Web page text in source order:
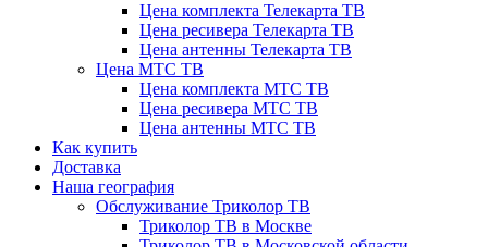
Цена комплекта Телекарта ТВ
Цена ресивера Телекарта ТВ
Цена антенны Телекарта ТВ
Цена МТС ТВ
Цена комплекта МТС ТВ
Цена ресивера МТС ТВ
Цена антенны МТС ТВ
Как купить
Доставка
Наша география
Обслуживание Триколор ТВ
Триколор ТВ в Москве